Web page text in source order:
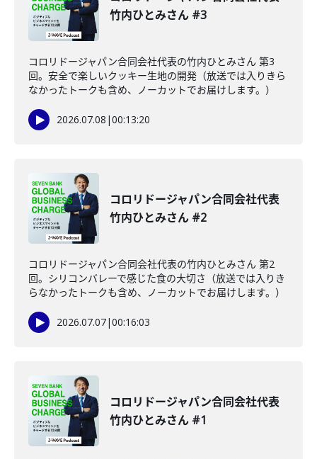
竹内ひとみさん #3
コロリドージャパン合同会社代表の竹内ひとみさん 第3
回。安全で楽しいクッキー生地の開発（放送では入りきら
なかったトークも含め、ノーカットでお届けします。）
2026.07.08 |00:13:20
コロリドージャパン合同会社代表
竹内ひとみさん #2
コロリドージャパン合同会社代表の竹内ひとみさん 第2
回。シリコンバレーで感じた食の大切さ（放送では入りき
らなかったトークも含め、ノーカットでお届けします。）
2026.07.07|00:16:03
コロリドージャパン合同会社代表
竹内ひとみさん #1